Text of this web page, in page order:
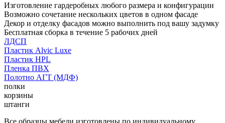
Изготовление гардеробных любого размера и конфигурации
Возможно сочетание нескольких цветов в одном фасаде
Декор и отделку фасадов можно выполнить под вашу задумку
Бесплатная сборка в течение 5 рабочих дней
ЛДСП
Пластик Alvic Luxe
Пластик HPL
Пленка ПВХ
Полотно АГТ (МДФ)
полки
корзины
штанги
Все образцы мебели изготовлены по индивидуальному